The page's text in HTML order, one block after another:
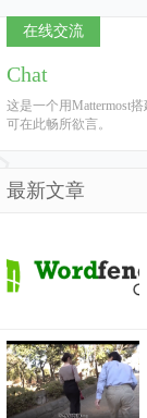
在线交流
Chat
这是一个用Mattermost
可在此畅所欲言。
最新文章